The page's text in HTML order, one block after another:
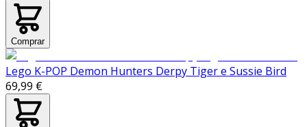
Comprar
Lego K-POP Demon Hunters Derpy Tiger e Sussie Bird
69,99 €